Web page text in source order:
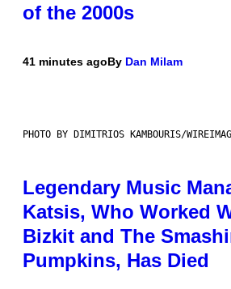
of the 2000s
41 minutes agoBy Dan Milam
PHOTO BY DIMITRIOS KAMBOURIS/
Legendary Music
Katsis, Who Worked
Bizkit and The
Pumpkins, Has Died